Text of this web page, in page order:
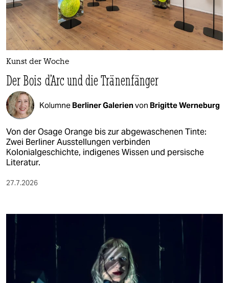
Kunst der Woche
Der Bois d’Arc und die Tränenfänger
Kolumne Berliner Galerienvon Brigitte Werneburg
Von der Osage Orange bis zur abgewaschenen Tinte:
Zwei Berliner Ausstellungen verbinden
Kolonialgeschichte, indigenes Wissen und persische
Literatur.
27.7.2026